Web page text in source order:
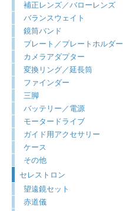
補正レンズ／バローレンズ
バランスウェイト
鏡筒バンド
プレート／プレートホルダー
カメラアダプター
変換リング／延長筒
ファインダー
三脚
バッテリー／電源
モータードライブ
ガイド用アクセサリー
ケース
その他
セレストロン
望遠鏡セット
赤道儀